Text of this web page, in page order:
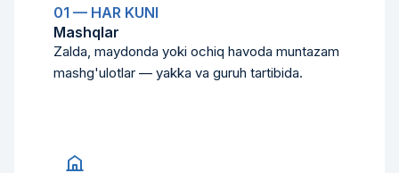
01 — HAR KUNI
Mashqlar
Zalda, maydonda yoki ochiq havoda muntazam
mashg'ulotlar — yakka va guruh tartibida.